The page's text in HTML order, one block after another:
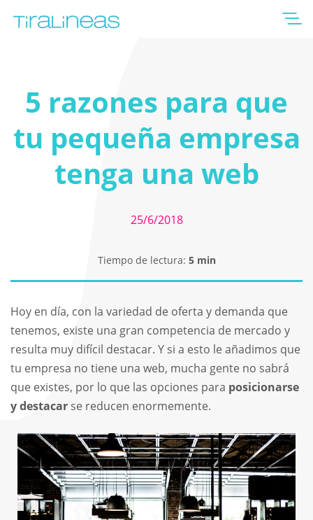
5 razones para que
tu pequeña empresa
tenga una web
25/6/2018
Tiempo de lectura: 5 min
Hoy en día, con la variedad de oferta y demanda que
tenemos, existe una gran competencia de mercado y
resulta muy difícil destacar. Y si a esto le añadimos que
tu empresa no tiene una web, mucha gente no sabrá
que existes, por lo que las opciones para posicionarse
y destacar se reducen enormemente.